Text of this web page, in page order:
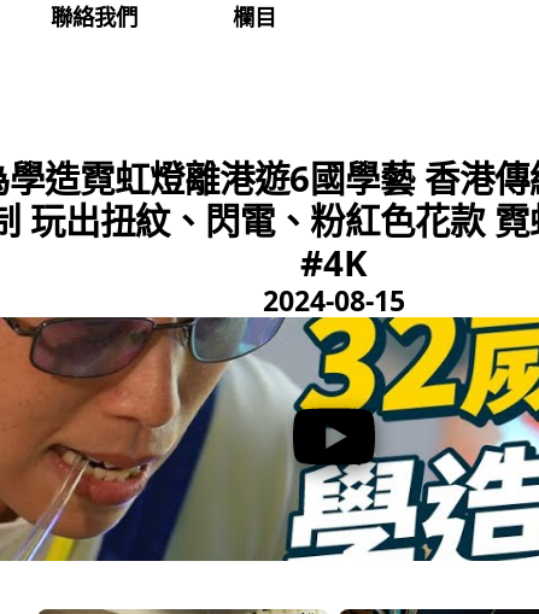
聯絡我們 欄目
造霓虹燈離港遊6國學藝 香港
玩出扭紋、閃電、粉紅色花款
#4K
2024-08-15